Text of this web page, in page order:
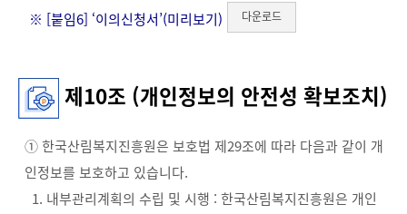
※ [붙임6] ‘이의신청서’(미리보기) 다운로드
제10조 (개인정보의 안전성 확보조치)
① 한국산림복지진흥원은 보호법 제29조에 따라 다음과 같이 개
인정보를 보호하고 있습니다.
1. 내부관리계획의 수립 및 시행 : 한국산림복지진흥원은 개인